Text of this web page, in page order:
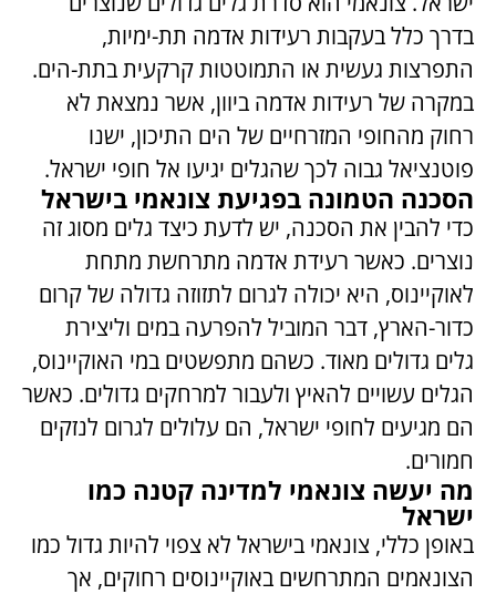
בדרך כלל בעקבות רעידות אדמה תת-ימיות,
התפרצות געשית או התמוטטות קרקעית בתת-הים.
במקרה של רעידות אדמה ביוון, אשר נמצאת לא
רחוק מהחופי המזרחיים של הים התיכון, ישנו
פוטנציאל גבוה לכך שהגלים יגיעו אל חופי ישראל.
הסכנה הטמונה בפגיעת צונאמי בישראל
כדי להבין את הסכנה, יש לדעת כיצד גלים מסוג זה
נוצרים. כאשר רעידת אדמה מתרחשת מתחת
לאוקיינוס, היא יכולה לגרום לתזוזה גדולה של קרום
כדור-הארץ, דבר המוביל להפרעה במים וליצירת
גלים גדולים מאוד. כשהם מתפשטים במי האוקיינוס,
הגלים עשויים להאיץ ולעבור למרחקים גדולים. כאשר
הם מגיעים לחופי ישראל, הם עלולים לגרום לנזקים
חמורים.
מה יעשה צונאמי למדינה קטנה כמו
ישראל
באופן כללי, צונאמי בישראל לא צפוי להיות גדול כמו
הצונאמים המתרחשים באוקיינוסים רחוקים, אך